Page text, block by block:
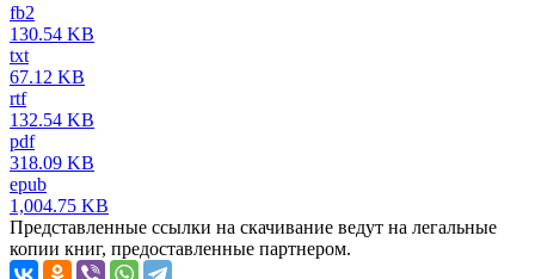
fb2
130.54 KB
txt
67.12 KB
rtf
132.54 KB
pdf
318.09 KB
epub
1,004.75 KB
Представленные ссылки на скачивание ведут на легальные
копии книг, предоставленные партнером.